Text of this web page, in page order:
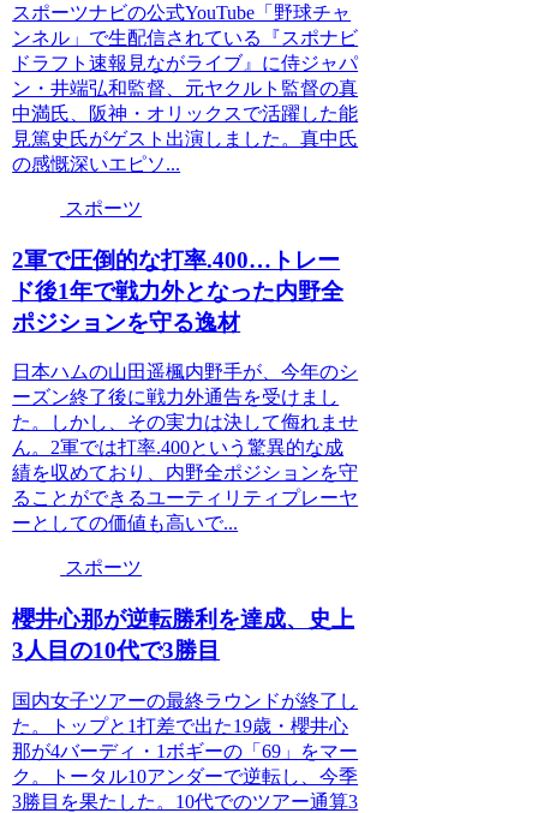
スポーツナビの公式YouTube「野球チャ
ンネル」で生配信されている『スポナビ
ドラフト速報見ながライブ』に侍ジャパ
ン・井端弘和監督、元ヤクルト監督の真
中満氏、阪神・オリックスで活躍した能
見篤史氏がゲスト出演しました。真中氏
の感慨深いエピソ...
スポーツ
2軍で圧倒的な打率.400…トレー
ド後1年で戦力外となった内野全
ポジションを守る逸材
日本ハムの山田遥楓内野手が、今年のシ
ーズン終了後に戦力外通告を受けまし
た。しかし、その実力は決して侮れませ
ん。2軍では打率.400という驚異的な成
績を収めており、内野全ポジションを守
ることができるユーティリティプレーヤ
ーとしての価値も高いで...
スポーツ
櫻井心那が逆転勝利を達成、史上
3人目の10代で3勝目
国内女子ツアーの最終ラウンドが終了し
た。トップと1打差で出た19歳・櫻井心
那が4バーディ・1ボギーの「69」をマー
ク。トータル10アンダーで逆転し、今季
3勝目を果たした。10代でのツアー通算3